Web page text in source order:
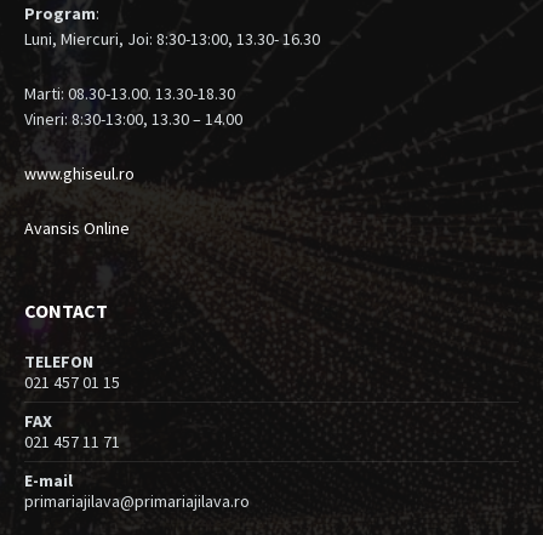
Program:
Luni, Miercuri, Joi: 8:30-13:00, 13.30- 16.30
Marti: 08.30-13.00. 13.30-18.30
Vineri: 8:30-13:00, 13.30 – 14.00
www.ghiseul.ro
Avansis Online
CONTACT
TELEFON
021 457 01 15
FAX
021 457 11 71
E-mail
primariajilava@primariajilava.ro